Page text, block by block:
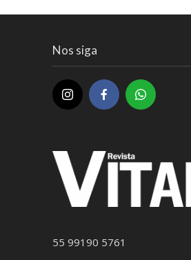
Nos siga
55 99190 5761